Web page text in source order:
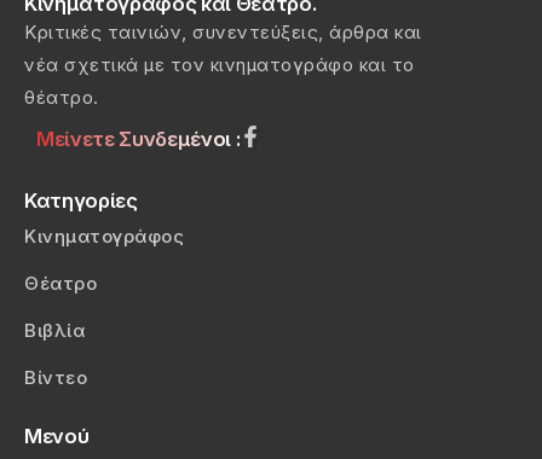
Κριτικές ταινιών, συνεντεύξεις, άρθρα και
νέα σχετικά με τον κινηματογράφο και το
θέατρο.
Μείνετε Συνδεμένοι :
Κατηγορίες
Κινηματογράφος
Θέατρο
Βιβλία
Βίντεο
Μενού